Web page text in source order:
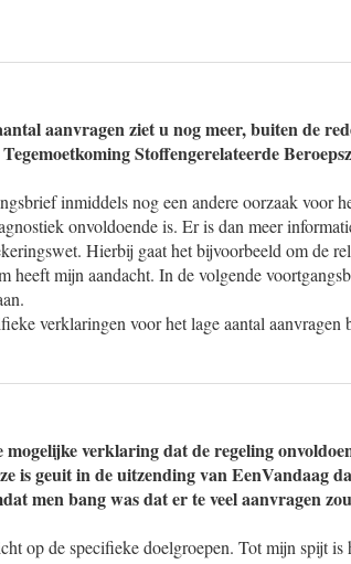
aanvragen ziet u nog meer, buiten de
Stoffengerelateerde
inmiddels nog een andere oorzaak voor
onvoldoende is. Er is dan meer
Hierbij gaat het bijvoorbeeld om de
heeft mijn aandacht. In de volgende
verklaringen voor het lage aantal
verklaring dat de regeling
is geuit in de uitzending van EenVandaag
men bang was dat er te veel aanvragen
op de specifieke doelgroepen. Tot mijn spijt is